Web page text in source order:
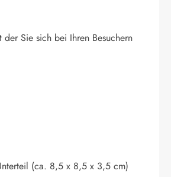
Sie sich bei Ihren Besuchern
(ca. 8,5 x 8,5 x 3,5 cm)